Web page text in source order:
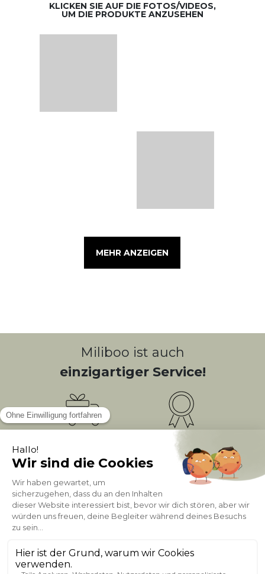
KLICKEN SIE AUF DIE FOTOS/VIDEOS,
UM DIE PRODUKTE ANZUSEHEN
MEHR ANZEIGEN
Miliboo ist auch
einzigartiger Service!
Bonusprogramm
PUNKTE = 5